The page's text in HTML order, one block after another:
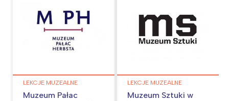
LEKCJE MUZEALNE
Muzeum Pałac
LEKCJE MUZEALNE
Muzeum Sztuki w